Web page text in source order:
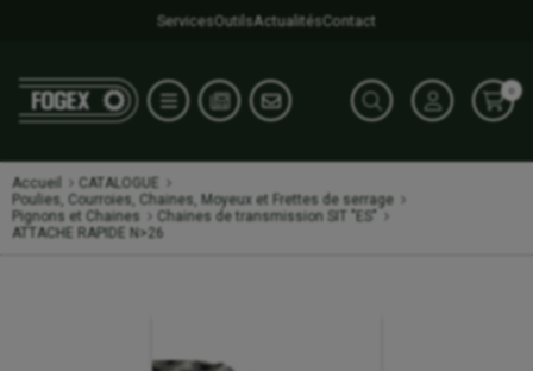
ServicesOutilsActualitésContact
0
Accueil
CATALOGUE
Poulies, Courroies, Chaines, Moyeux et Frettes de serrage
Pignons et Chaines
Chaines de transmission SIT "ES"
ATTACHE RAPIDE N>26